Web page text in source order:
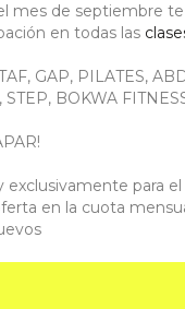
mes de septiembre te
en todas las
GAP, PILATES,
BOKWA
exclusivamente para
en la cuota